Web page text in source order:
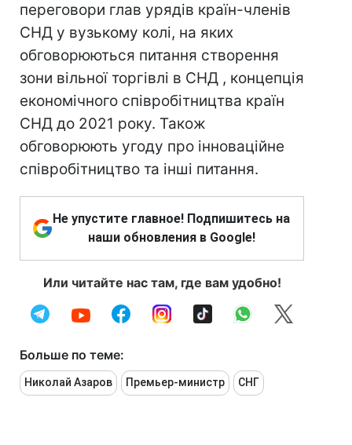
переговори глав урядів країн-членів
СНД у вузькому колі, на яких
обговорюються питання створення
зони вільної торгівлі в СНД , концепція
економічного співробітництва країн
СНД до 2021 року. Також
обговорюють угоду про інноваційне
співробітництво та інші питання.
Не упустите главное! Подпишитесь на
наши обновления в Google!
Или читайте нас там, где вам удобно!
Больше по теме:
Николай Азаров Премьер-министр СНГ